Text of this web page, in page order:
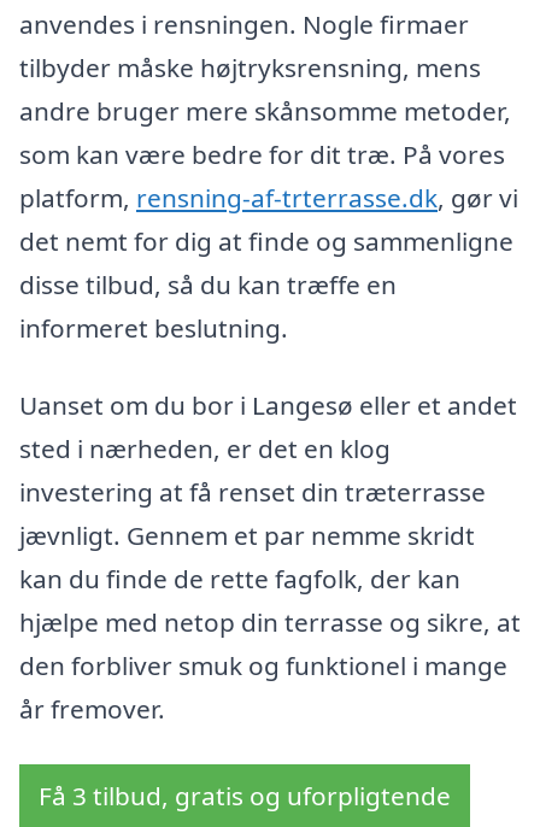
anvendes i rensningen. Nogle firmaer
tilbyder måske højtryksrensning, mens
andre bruger mere skånsomme metoder,
som kan være bedre for dit træ. På vores
platform, rensning-af-trterrasse.dk, gør vi
det nemt for dig at finde og sammenligne
disse tilbud, så du kan træffe en
informeret beslutning.
Uanset om du bor i Langesø eller et andet
sted i nærheden, er det en klog
investering at få renset din træterrasse
jævnligt. Gennem et par nemme skridt
kan du finde de rette fagfolk, der kan
hjælpe med netop din terrasse og sikre, at
den forbliver smuk og funktionel i mange
år fremover.
Få 3 tilbud, gratis og uforpligtende